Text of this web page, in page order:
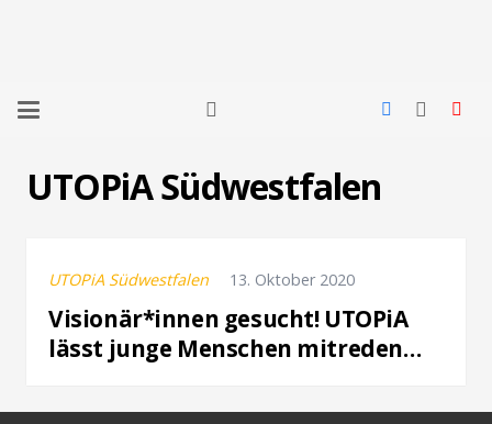
UTOPiA Südwestfalen
UTOPiA Südwestfalen 13. Oktober 2020
Visionär*innen gesucht! UTOPiA
lässt junge Menschen mitreden…